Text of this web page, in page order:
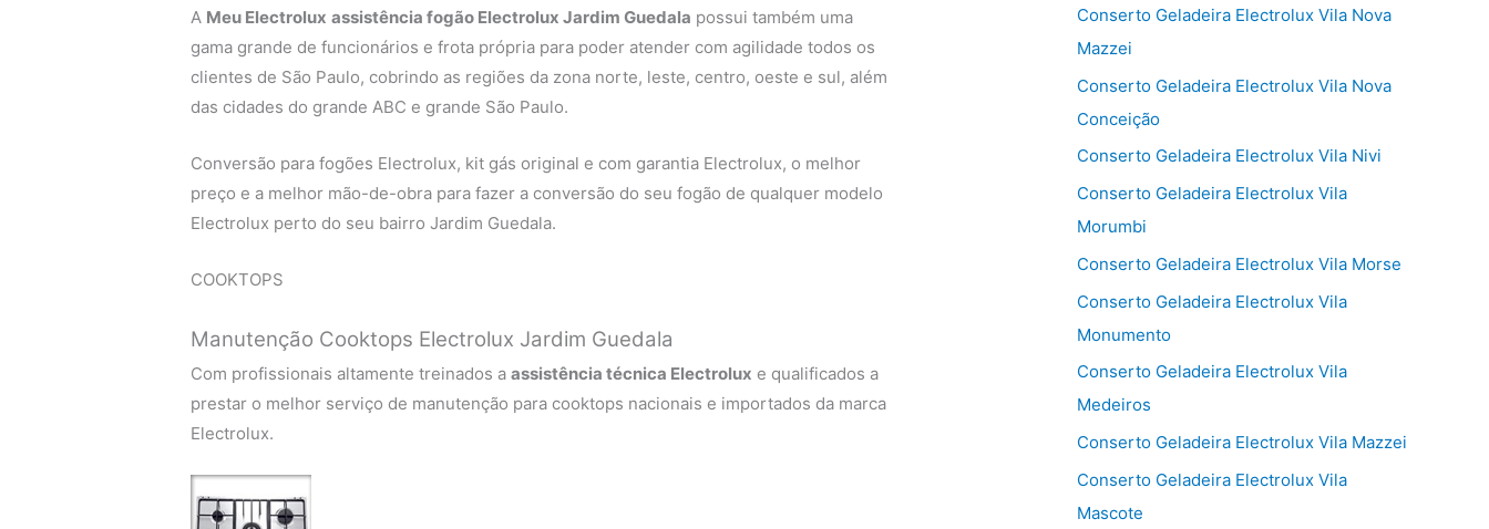
A Meu Electrolux assistência fogão Electrolux Jardim Guedala possui também uma
gama grande de funcionários e frota própria para poder atender com agilidade todos os
clientes de São Paulo, cobrindo as regiões da zona norte, leste, centro, oeste e sul, além
das cidades do grande ABC e grande São Paulo.
Conversão para fogões Electrolux, kit gás original e com garantia Electrolux, o melhor
preço e a melhor mão-de-obra para fazer a conversão do seu fogão de qualquer modelo
Electrolux perto do seu bairro Jardim Guedala.
COOKTOPS
Manutenção Cooktops Electrolux Jardim Guedala
Com profissionais altamente treinados aassistência técnica Electrolux e qualificados a
prestar o melhor serviço de manutenção para cooktops nacionais e importados da marca
Electrolux.
Conserto Geladeira Electrolux Vila Nova
Mazzei
Conserto Geladeira Electrolux Vila Nova
Conceição
Conserto Geladeira Electrolux Vila Nivi
Conserto Geladeira Electrolux Vila
Morumbi
Conserto Geladeira Electrolux Vila Morse
Conserto Geladeira Electrolux Vila
Monumento
Conserto Geladeira Electrolux Vila
Medeiros
Conserto Geladeira Electrolux Vila Mazzei
Conserto Geladeira Electrolux Vila
Mascote